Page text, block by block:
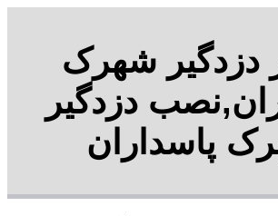
دزدگیر شهرک
دزدگیر
پاسداران